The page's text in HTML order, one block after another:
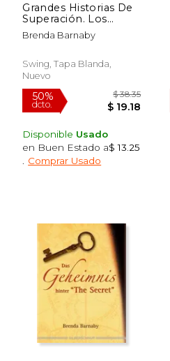
50%
dcto.
Grandes Historias De
Superación. Los
Relatos Y Leyendas
Que Confirman La
El Secreto Para
Transformar Nuestra
Brenda Barnaby
Swing, Tapa Blanda,
Nuevo
Disponible Usado
en Buen Estado a$ 13.25
Comprar Usado